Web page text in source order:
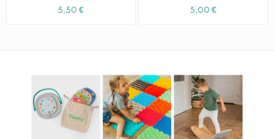
5,50 €Prix
5,00 €Prix